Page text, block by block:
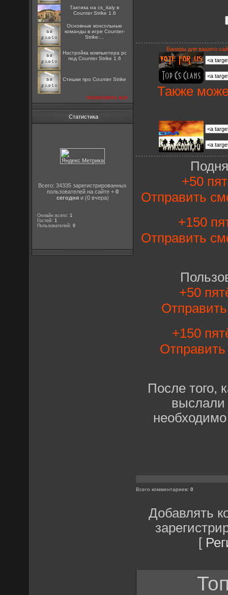
Тактика на cs_italy в
Counter Strike 1.6
Основные консольные
команды в игре Counter-
Strike:...
Настройка компьютера pc
под Counter Strike 1.6
Стишки про Counter Strike
посмотреть все
Статистика
Всего: 34335 зарегистрированных
пользователей на сайте + 0
сегодняи (0 вчера)
Онлайн всего:1
Гостей:1
Пользователей:0
Банеры для вашего
Также
+50
Отправить
+150
Отправить
+50
+150
После того,
выслали
Всего комментариев:0
Добавлять
[